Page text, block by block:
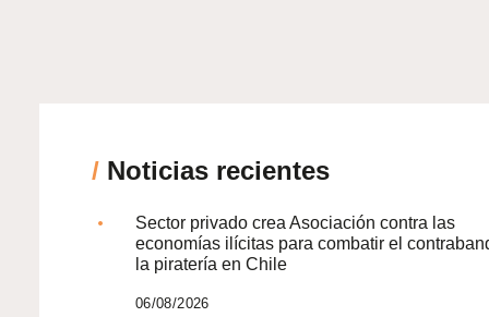
/ Noticias recientes
Sector privado crea Asociación contra las
economías ilícitas para combatir el
la piratería en Chile
06/08/2026